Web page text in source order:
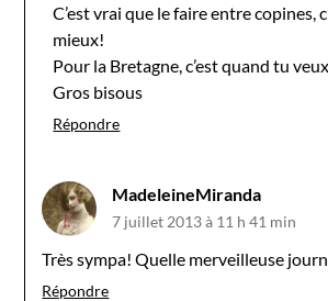
C’est vrai que le faire entre copines,
mieux!
Pour la Bretagne, c’est quand tu
Gros bisous
Répondre
MadeleineMiranda
7 juillet 2013 à 11 h 41 min
Très sympa! Quelle merveilleuse
Répondre